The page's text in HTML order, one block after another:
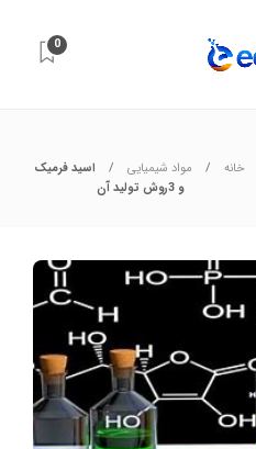
0
خانه مواد شیمیایی
اسید فرمیک
و 3روش تولید آن